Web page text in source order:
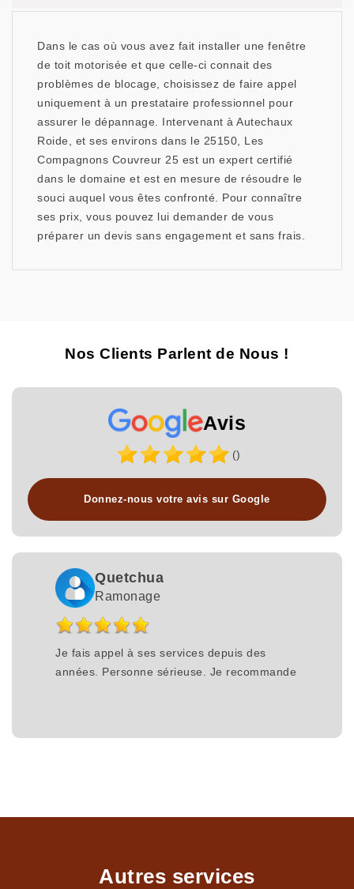
Dans le cas où vous avez fait installer une fenêtre
de toit motorisée et que celle-ci connait des
problèmes de blocage, choisissez de faire appel
uniquement à un prestataire professionnel pour
assurer le dépannage. Intervenant à Autechaux
Roide, et ses environs dans le 25150, Les
Compagnons Couvreur 25 est un expert certifié
dans le domaine et est en mesure de résoudre le
souci auquel vous êtes confronté. Pour connaître
ses prix, vous pouvez lui demander de vous
préparer un devis sans engagement et sans frais.
Nos Clients Parlent de Nous !
Avis
()
Donnez-nous votre avis sur Google
Quetchua
Ramonage
Je fais appel à ses services depuis des
années. Personne sérieuse. Je recommande
Autres services